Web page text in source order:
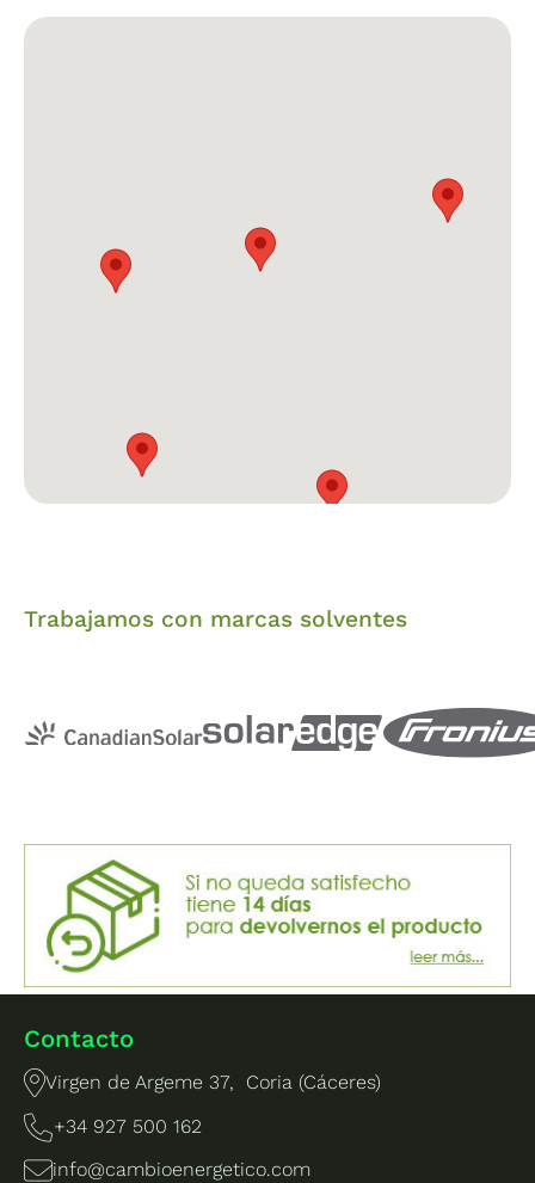
Trabajamos con marcas solventes
Contacto
Virgen de Argeme 37, Coria (Cáceres)
+34 927 500 162
info@cambioenergetico.com